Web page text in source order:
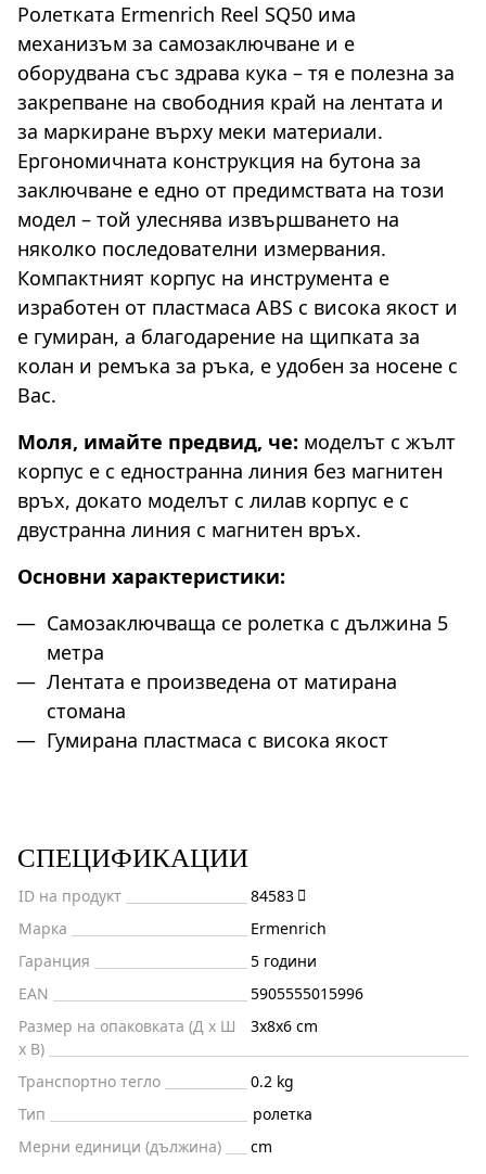
Ролетката Ermenrich Reel SQ50 има
механизъм за самозаключване и е
оборудвана със здрава кука – тя е полезна за
закрепване на свободния край на лентата и
за маркиране върху меки материали.
Ергономичната конструкция на бутона за
заключване е едно от предимствата на този
модел – той улеснява извършването на
няколко последователни измервания.
Компактният корпус на инструмента е
изработен от пластмаса ABS с висока якост и
е гумиран, а благодарение на щипката за
колан и ремъка за ръка, е удобен за носене с
Вас.
Моля, имайте предвид, че: моделът с жълт
корпус е с едностранна линия без магнитен
връх, докато моделът с лилав корпус е с
двустранна линия с магнитен връх.
Основни характеристики:
Самозаключваща се ролетка с дължина 5
метра
Лентата е произведена от матирана
стомана
Гумирана пластмаса с висока якост
СПЕЦИФИКАЦИИ
ID на продукт
84583
Марка
Ermenrich
Гаранция
5 години
EAN
5905555015996
Размер на опаковката (Д x Ш
x В)
3x8x6 cm
Транспортно тегло
0.2 kg
Тип
ролетка
Мерни единици (дължина)
cm